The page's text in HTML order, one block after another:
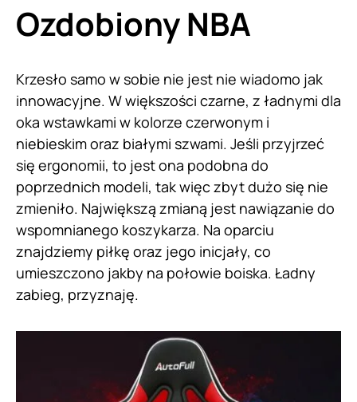
Ozdobiony NBA
Krzesło samo w sobie nie jest nie wiadomo jak
innowacyjne. W większości czarne, z ładnymi dla
oka wstawkami w kolorze czerwonym i
niebieskim oraz białymi szwami. Jeśli przyjrzeć
się ergonomii, to jest ona podobna do
poprzednich modeli, tak więc zbyt dużo się nie
zmieniło. Największą zmianą jest nawiązanie do
wspomnianego koszykarza. Na oparciu
znajdziemy piłkę oraz jego inicjały, co
umieszczono jakby na połowie boiska. Ładny
zabieg, przyznaję.